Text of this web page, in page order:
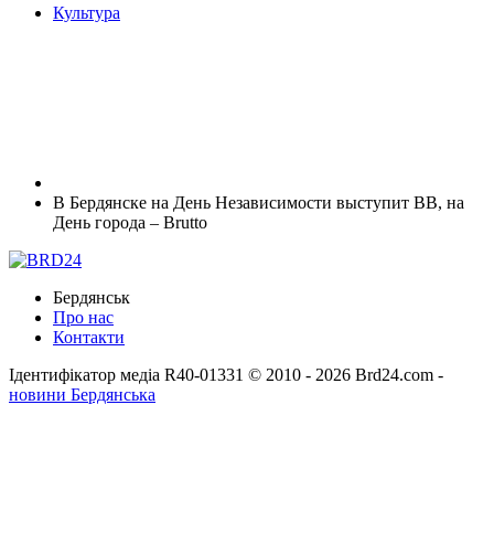
Культура
В Бердянске на День Независимости выступит ВВ, на
День города – Brutto
Бердянськ
Про нас
Контакти
Ідентифікатор медіа R40-01331 © 2010 - 2026 Brd24.com -
новини Бердянська